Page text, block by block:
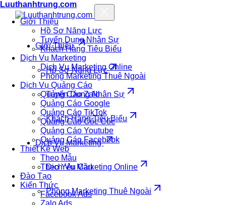
Luuthanhtrung.com
Giới Thiệu
Hồ Sơ Năng Lực
Tuyển Dụng Nhân Sự
Khách Hàng Tiêu Biểu
Dịch Vụ Marketing
Dịch Vụ Marketing Online
Phòng Marketing Thuê Ngoài
Dịch Vụ Quảng Cáo
Quảng Cáo Zalo
Quảng Cáo Google
Quảng Cáo TikTok
Quảng Cáo Cốc Cốc
Quảng Cáo Youtube
Quảng Cáo Facebook
Thiết Kế Web
Theo Mẫu
Theo Yêu Cầu
Đào Tạo
Kiến Thức
Facebook Ads
Zalo Ads
Giới Thiệu
Hồ Sơ Năng Lực
Tuyển Dụng Nhân Sự
Khách Hàng Tiêu Biểu
Dịch Vụ Marketing
Dịch Vụ Marketing Online
Phòng Marketing Thuê Ngoài